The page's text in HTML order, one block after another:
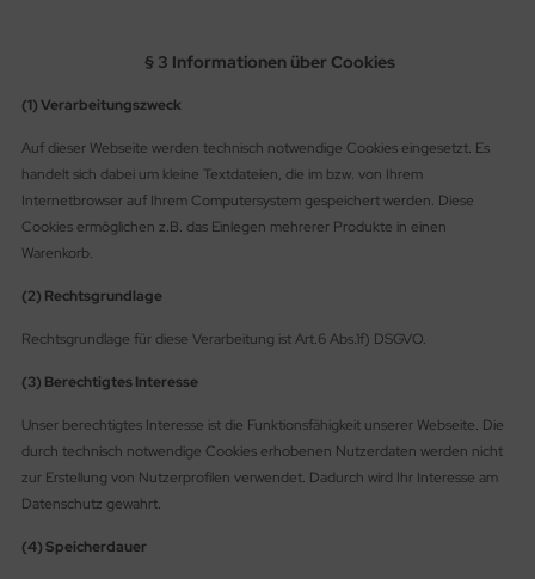
§ 3 Informationen über Cookies
(1) Verarbeitungszweck
Auf dieser Webseite werden technisch notwendige Cookies eingesetzt. Es
handelt sich dabei um kleine Textdateien, die im bzw. von Ihrem
Internetbrowser auf Ihrem Computersystem gespeichert werden. Diese
Cookies ermöglichen z.B. das Einlegen mehrerer Produkte in einen
Warenkorb.
(2) Rechtsgrundlage
Rechtsgrundlage für diese Verarbeitung ist Art.6 Abs.1f) DSGVO.
(3) Berechtigtes Interesse
Unser berechtigtes Interesse ist die Funktionsfähigkeit unserer Webseite. Die
durch technisch notwendige Cookies erhobenen Nutzerdaten werden nicht
zur Erstellung von Nutzerprofilen verwendet. Dadurch wird Ihr Interesse am
Datenschutz gewahrt.
(4) Speicherdauer